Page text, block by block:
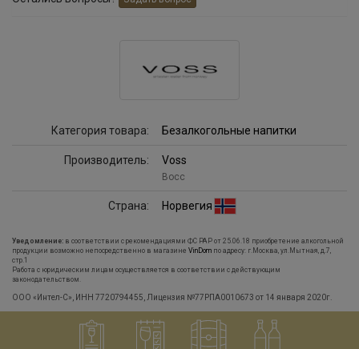
Категория товара: Безалкогольные напитки
Производитель: Voss
Восс
Страна: Норвегия
Уведомление: в соответствии с рекомендациями ФС РАР от 25.06.18 приобретение алкогольной
продукции возможно непосредственно в магазине VinDom по адресу: г.Москва, ул.Мытная, д.7,
стр.1
Работа с юридическим лицам осуществляется в соответствии с действующим
законодательством.
ООО «Интел-С», ИНН 7720794455, Лицензия №77РПА0010673 от 14 января 2020г.